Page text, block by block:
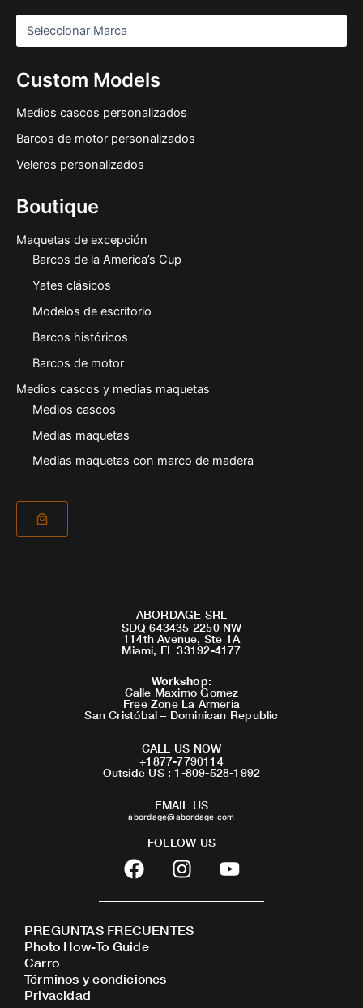
Custom Models
Medios cascos personalizados
Barcos de motor personalizados
Veleros personalizados
Boutique
Maquetas de excepción
Barcos de la America’s Cup
Yates clásicos
Modelos de escritorio
Barcos históricos
Barcos de motor
Medios cascos y medias maquetas
Medios cascos
Medias maquetas
Medias maquetas con marco de madera
ABORDAGE SRL
SDQ 643435 2250 NW
114th Avenue, Ste 1A
Miami, FL 33192-4177
Workshop:
Calle Maximo Gomez
Free Zone La Armeria
San Cristóbal – Dominican Republic
CALL US NOW
+1877-7790114
Outside US : 1-809-528-1992
EMAIL US
abordage@abordage.com
FOLLOW US
F
a
c
b
o
o
I
n
s
a
Y
o
u
PREGUNTAS FRECUENTES
Photo How-To Guide
Carro
Términos y condiciones
Privacidad